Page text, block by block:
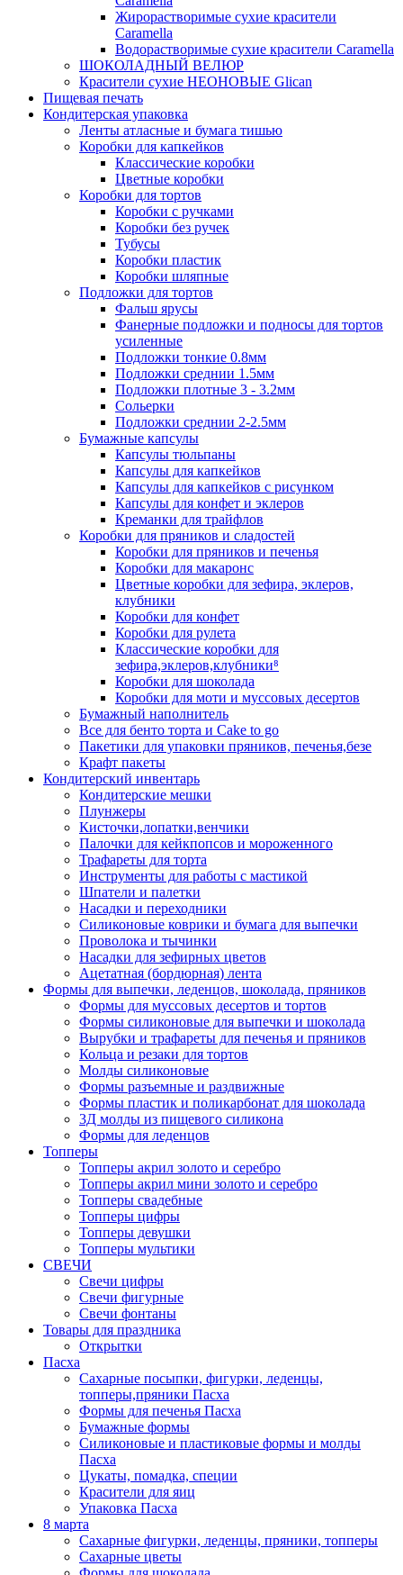
Жирорастворимые сухие красители
Caramella
Водорастворимые сухие красители Caramella
ШОКОЛАДНЫЙ ВЕЛЮР
Красители сухие НЕОНОВЫЕ Glican
Пищевая печать
Кондитерская упаковка
Ленты атласные и бумага тишью
Коробки для капкейков
Классические коробки
Цветные коробки
Коробки для тортов
Коробки с ручками
Коробки без ручек
Тубусы
Коробки пластик
Коробки шляпные
Подложки для тортов
Фальш ярусы
Фанерные подложки и подносы для тортов
усиленные
Подложки тонкие 0.8мм
Подложки среднии 1.5мм
Подложки плотные 3 - 3.2мм
Сольерки
Подложки среднии 2-2.5мм
Бумажные капсулы
Капсулы тюльпаны
Капсулы для капкейков
Капсулы для капкейков с рисунком
Капсулы для конфет и эклеров
Креманки для трайфлов
Коробки для пряников и сладостей
Коробки для пряников и печенья
Коробки для макаронс
Цветные коробки для зефира, эклеров,
клубники
Коробки для конфет
Коробки для рулета
Классические коробки для
зефира,эклеров,клубники⁸
Коробки для шоколада
Коробки для моти и муссовых десертов
Бумажный наполнитель
Все для бенто торта и Cake to go
Пакетики для упаковки пряников, печенья,безе
Крафт пакеты
Кондитерский инвентарь
Кондитерские мешки
Плунжеры
Кисточки,лопатки,венчики
Палочки для кейкпопсов и мороженного
Трафареты для торта
Инструменты для работы с мастикой
Шпатели и палетки
Насадки и переходники
Силиконовые коврики и бумага для выпечки
Проволока и тычинки
Насадки для зефирных цветов
Ацетатная (бордюрная) лента
Формы для выпечки, леденцов, шоколада, пряников
Формы для муссовых десертов и тортов
Формы силиконовые для выпечки и шоколада
Вырубки и трафареты для печенья и пряников
Кольца и резаки для тортов
Молды силиконовые
Формы разъемные и раздвижные
Формы пластик и поликарбонат для шоколада
3Д молды из пищевого силикона
Формы для леденцов
Топперы
Топперы акрил золото и серебро
Топперы акрил мини золото и серебро
Топперы свадебные
Топперы цифры
Топперы девушки
Топперы мультики
СВЕЧИ
Свечи цифры
Свечи фигурные
Свечи фонтаны
Товары для праздника
Открытки
Пасха
Сахарные посыпки, фигурки, леденцы,
топперы,пряники Пасха
Формы для печенья Пасха
Бумажные формы
Силиконовые и пластиковые формы и молды
Пасха
Цукаты, помадка, специи
Красители для яиц
Упаковка Пасха
8 марта
Сахарные фигурки, леденцы, пряники, топперы
Сахарные цветы